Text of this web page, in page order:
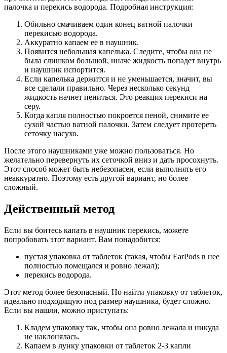
палочка и перекись водорода. Подробная инструкция:
Обильно смачиваем один конец ватной палочки
перекисью водорода.
Аккуратно капаем ее в наушник.
Появится небольшая капелька. Следите, чтобы она не
была слишком большой, иначе жидкость попадет внутрь
и наушник испортится.
Если капелька держится и не уменьшается, значит, вы
все сделали правильно. Через несколько секунд
жидкость начнет пениться. Это реакция перекиси на
серу.
Когда капля полностью покроется пеной, снимите ее
сухой частью ватной палочки. Затем следует протереть
сеточку насухо.
После этого наушниками уже можно пользоваться. Но
желательно перевернуть их сеточкой вниз и дать просохнуть.
Этот способ может быть небезопасен, если выполнять его
неаккуратно. Поэтому есть другой вариант, но более
сложный.
Действенный метод
Если вы боитесь капать в наушник перекись, можете
попробовать этот вариант. Вам понадобится:
пустая упаковка от таблеток (такая, чтобы EarPods в нее
полностью помещался и ровно лежал);
перекись водорода.
Этот метод более безопасный. Но найти упаковку от таблеток,
идеально подходящую под размер наушника, будет сложно.
Если вы нашли, можно приступать:
Кладем упаковку так, чтобы она ровно лежала и никуда
не наклонялась.
Капаем в лунку упаковки от таблеток 2-3 капли